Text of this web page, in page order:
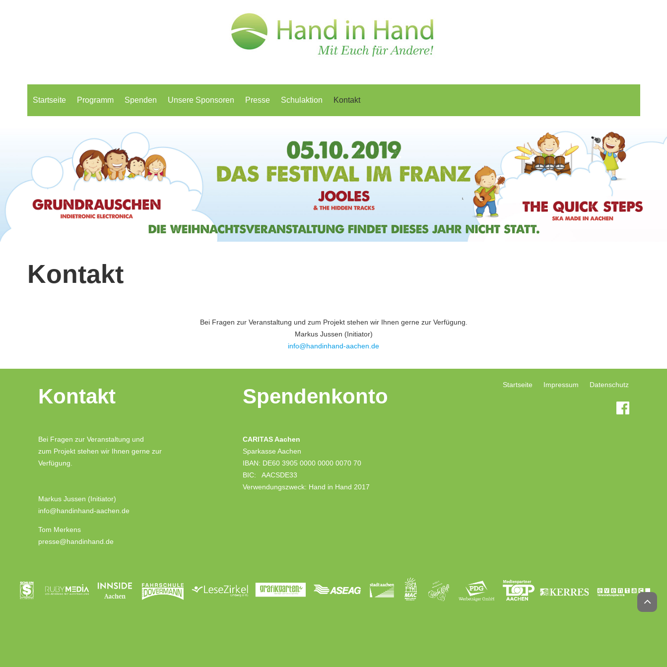
Startseite Programm Spenden Unsere Sponsoren Presse Schulaktion Kontakt
Kontakt
Bei Fragen zur Veranstaltung und zum Projekt stehen wir Ihnen gerne zur Verfügung.
Markus Jussen (Initiator)
info@handinhand-aachen.de
Kontakt
Bei Fragen zur Veranstaltung und
zum Projekt stehen wir Ihnen gerne zur
Verfügung.
Markus Jussen (Initiator)
info@handinhand-aachen.de
Tom Merkens
presse@handinhand.de
Spendenkonto
CARITAS Aachen
Sparkasse Aachen
IBAN: DE60 3905 0000 0000 0070 70
BIC: AACSDE33
Verwendungszweck: Hand in Hand 2017
Startseite Impressum Datenschutz